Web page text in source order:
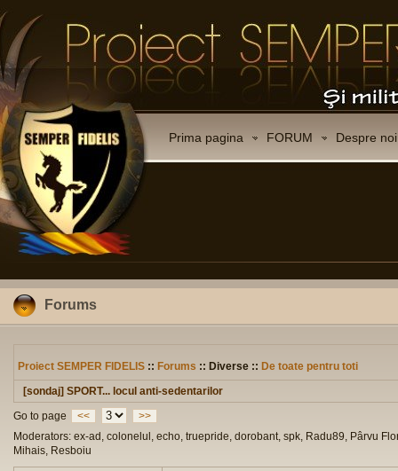
Prima pagina FORUM Despre noi
Forums
Proiect SEMPER FIDELIS :: Forums :: Diverse :: De toate pentru toti
[sondaj] SPORT... locul anti-sedentarilor
Go to page
<<
>>
Moderators: ex-ad, colonelul, echo, truepride, dorobant, spk, Radu89, Pârvu
Mihais, Resboiu